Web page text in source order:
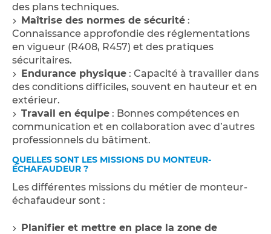
des plans techniques.
Maîtrise des normes de sécurité :
Connaissance approfondie des réglementations
en vigueur (R408, R457) et des pratiques
sécuritaires.
Endurance physique : Capacité à travailler dans
des conditions difficiles, souvent en hauteur et en
extérieur.
Travail en équipe : Bonnes compétences en
communication et en collaboration avec d’autres
professionnels du bâtiment.
QUELLES SONT LES MISSIONS DU MONTEUR-
ÉCHAFAUDEUR ?
Les différentes missions du métier de monteur-
échafaudeur sont :
Planifier et mettre en place la zone de